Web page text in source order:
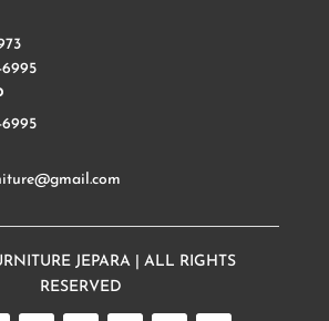
6995
6995
JEPARA | ALL RIGHTS
RESERVED